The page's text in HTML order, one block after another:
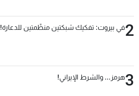
2في بيروت: تفكيك شبكتين منظّمتين للدعارة!
3هرمز... والشرط الإيراني!